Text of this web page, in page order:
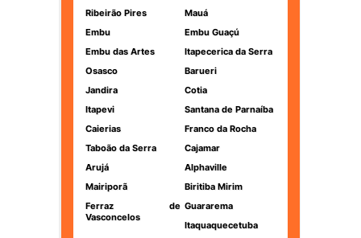
Ribeirão Pires
Mauá
Embu
Embu Guaçú
Embu das Artes
Itapecerica da Serra
Osasco
Barueri
Jandira
Cotia
Itapevi
Santana de Parnaíba
Caierias
Franco da Rocha
Taboão da Serra
Cajamar
Arujá
Alphaville
Mairiporã
Biritiba Mirim
Ferraz de
Vasconcelos
Guararema
Itaquaquecetuba